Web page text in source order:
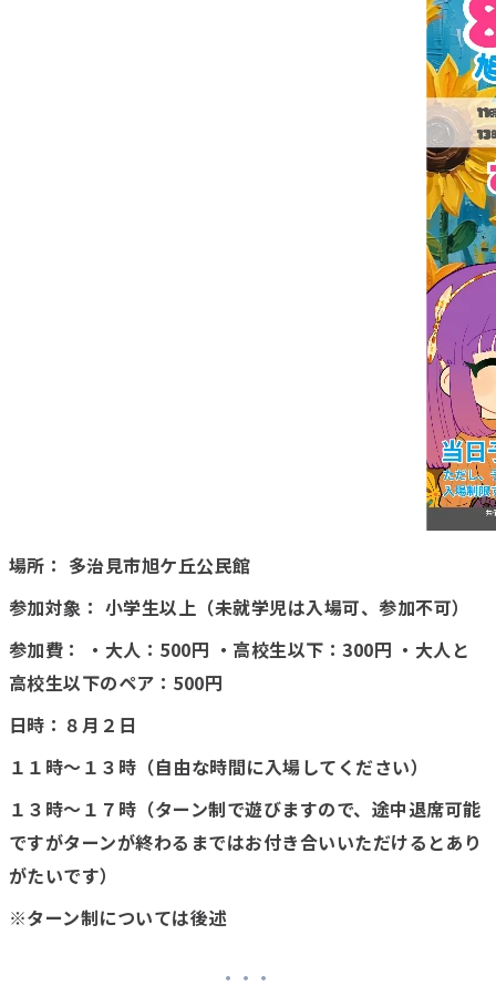
場所： 多治見市旭ケ丘公民館
参加対象： 小学生以上（未就学児は入場可、参加不可）
参加費： ・大人：500円 ・高校生以下：300円 ・大人と
高校生以下のペア：500円
日時：８月２日
１１時～１３時（自由な時間に入場してください）
１３時～１７時（ターン制で遊びますので、途中退席可能
ですがターンが終わるまではお付き合いいただけるとあり
がたいです）
※ターン制については後述